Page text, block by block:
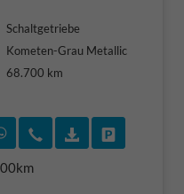
Schaltgetriebe
Kometen-Grau Metallic
68.700 km
Rückruf vereinbaren
Wir rufen Sie an